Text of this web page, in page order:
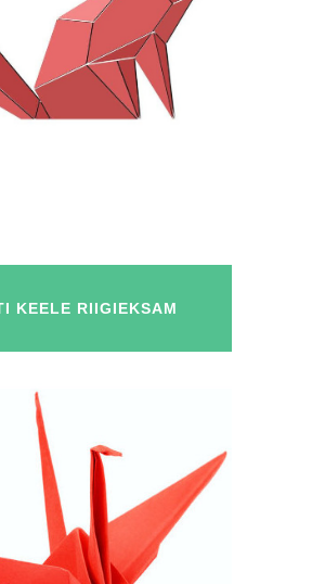
KEELE RIIGIEKSAM